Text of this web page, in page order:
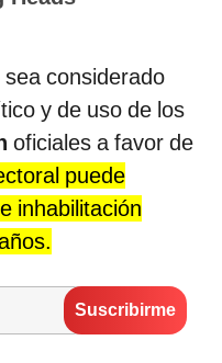
considerado
y de uso de los
oficiales a favor de
puede
inhabilitación